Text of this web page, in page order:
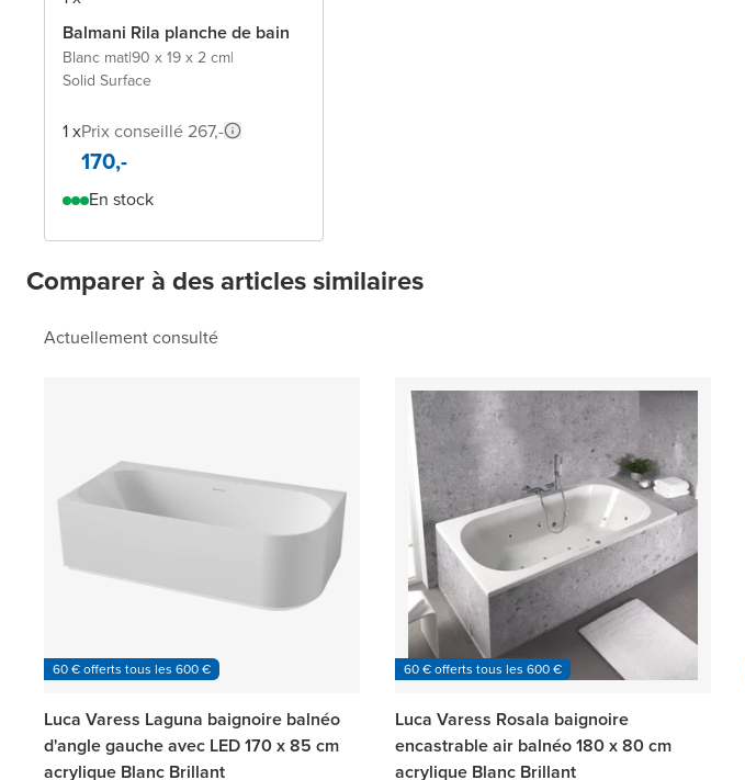
Balmani Rila planche de bain
Blanc mat|90 x 19 x 2 cm|
Solid Surface
1 xPrix conseillé 267,-
170,-
En stock
Comparer à des articles similaires
Actuellement consulté
60 € offerts tous les 600 €
Luca Varess Laguna baignoire balnéo
d'angle gauche avec LED 170 x 85 cm
acrylique Blanc Brillant
60 € offerts tous les 600 €
Luca Varess Rosala baignoire
encastrable air balnéo 180 x 80 cm
acrylique Blanc Brillant